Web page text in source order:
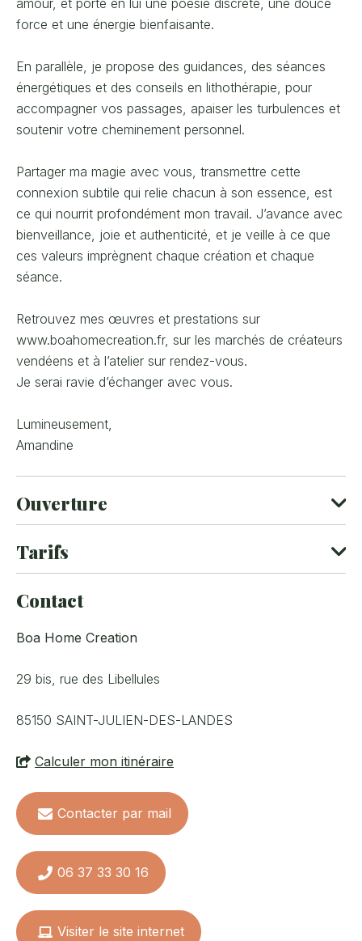
amour, et porte en lui une poésie discrète, une douce
force et une énergie bienfaisante.
En parallèle, je propose des guidances, des séances
énergétiques et des conseils en lithothérapie, pour
accompagner vos passages, apaiser les turbulences et
soutenir votre cheminement personnel.
Partager ma magie avec vous, transmettre cette
connexion subtile qui relie chacun à son essence, est
ce qui nourrit profondément mon travail. J’avance avec
bienveillance, joie et authenticité, et je veille à ce que
ces valeurs imprègnent chaque création et chaque
séance.
Retrouvez mes œuvres et prestations sur
www.boahomecreation.fr, sur les marchés de créateurs
vendéens et à l’atelier sur rendez-vous.
Je serai ravie d’échanger avec vous.
Lumineusement,
Amandine
Ouverture
Ouvert toute l'année.
Tarifs
Type
Attrape soleil
Tarif indiv. adulte
Tarif indiv. adulte
vie/cube de métatron)
Tarif indiv. adulte
uniques)
Moyens de paiement
Cartes bancaires Espèces
Contact
Boa Home Creation
29 bis, rue des Libellules
85150 SAINT-JULIEN-DES-LANDES
Calculer mon itinéraire
Contacter par mail
06 37 33 30 16
Visiter le site internet